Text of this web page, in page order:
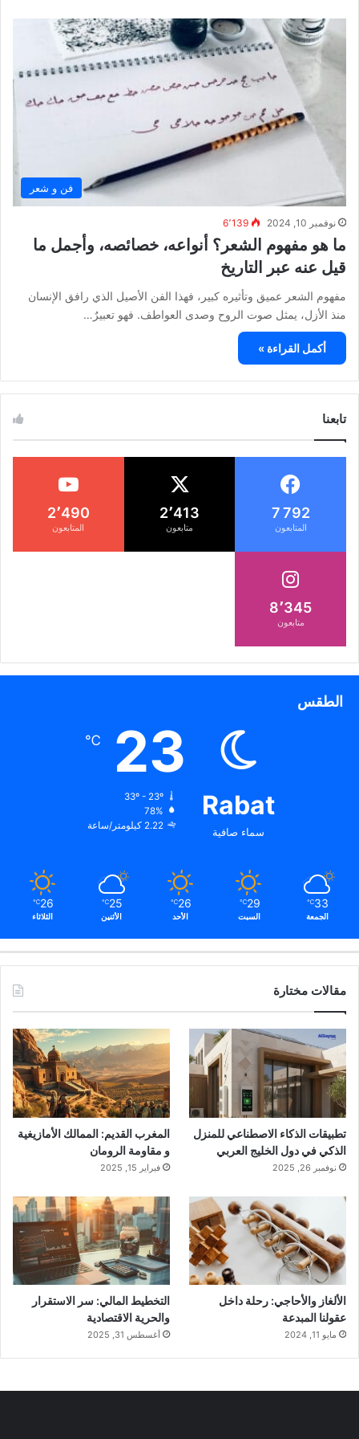
فن و شعر
نوفمبر 10, 2024 6٬139
ما هو مفهوم الشعر؟ أنواعه، خصائصه، وأجمل ما
قيل عنه عبر التاريخ
مفهوم الشعر عميق وتأثيره كبير، فهذا الفن الأصيل الذي رافق الإنسان
منذ الأزل، يمثل صوت الروح وصدى العواطف. فهو تعبيرٌ…
أكمل القراءة »
تابعنا
7 792
المتابعون
2٬413
متابعون
2٬490
المتابعون
8٬345
متابعون
الطقس
Rabat
سماء صافية
23
℃
33º - 23º
78%
2.22 كيلومتر/ساعة
33
℃
الجمعة
29
℃
السبت
26
℃
الأحد
25
℃
الأثنين
26
℃
الثلاثاء
مقالات مختارة
تطبيقات الذكاء الاصطناعي للمنزل
الذكي في دول الخليج العربي
نوفمبر 26, 2025
المغرب القديم: الممالك الأمازيغية
و مقاومة الرومان
فبراير 15, 2025
الألغاز والأحاجي: رحلة داخل
عقولنا المبدعة
مايو 11, 2024
التخطيط المالي: سر الاستقرار
والحرية الاقتصادية
أغسطس 31, 2025